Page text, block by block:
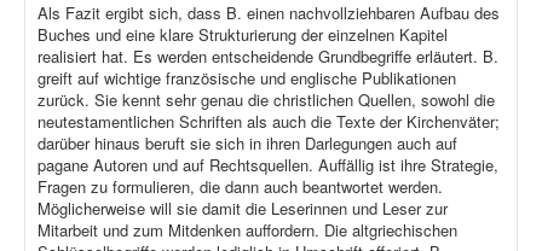
Als Fazit ergibt sich, dass B. einen nachvollziehbaren Aufbau des
Buches und eine klare Strukturierung der einzelnen Kapitel
realisiert hat. Es werden entscheidende Grundbegriffe erläutert. B.
greift auf wichtige französische und englische Publikationen
zurück. Sie kennt sehr genau die christlichen Quellen, sowohl die
neutestamentlichen Schriften als auch die Texte der Kirchenväter;
darüber hinaus beruft sie sich in ihren Darlegungen auch auf
pagane Autoren und auf Rechtsquellen. Auffällig ist ihre Strategie,
Fragen zu formulieren, die dann auch beantwortet werden.
Möglicherweise will sie damit die Leserinnen und Leser zur
Mitarbeit und zum Mitdenken auffordern. Die altgriechischen